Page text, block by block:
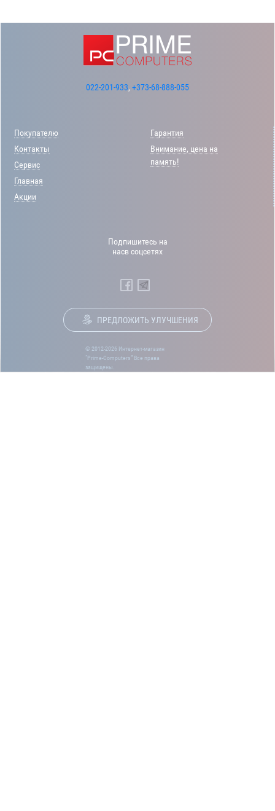
022-201-933, +373-68-888-055
Покупателю
Контакты
Сервис
Главная
Акции
Гарантия
Внимание, цена на
память!
Подпишитесь на
насв соцсетях
ПРЕДЛОЖИТЬ УЛУЧШЕНИЯ
© 2012-2026 Интернет-магазин
“Prime-Computers” Все права
защищены.